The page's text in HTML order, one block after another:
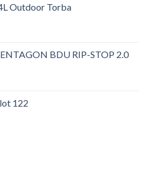
Outdoor Torba
BDU RIP-STOP 2.0
122